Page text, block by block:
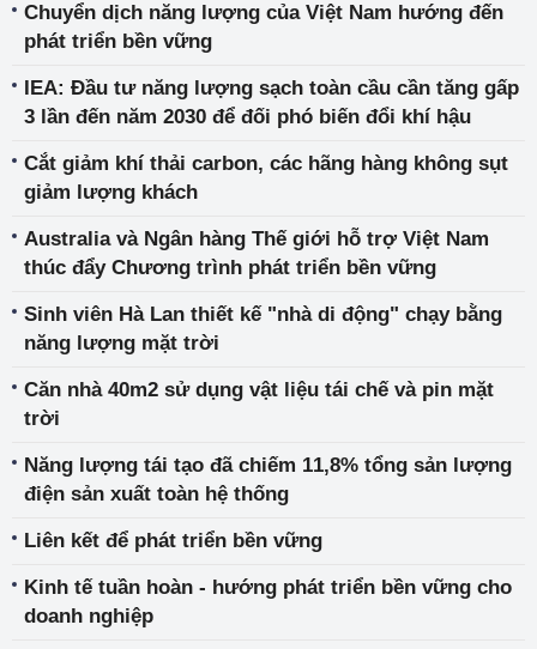
Chuyển dịch năng lượng của Việt Nam hướng đến
phát triển bền vững
IEA: Đầu tư năng lượng sạch toàn cầu cần tăng gấp
3 lần đến năm 2030 để đối phó biến đổi khí hậu
Cắt giảm khí thải carbon, các hãng hàng không sụt
giảm lượng khách
Australia và Ngân hàng Thế giới hỗ trợ Việt Nam
thúc đẩy Chương trình phát triển bền vững
Sinh viên Hà Lan thiết kế "nhà di động" chạy bằng
năng lượng mặt trời
Căn nhà 40m2 sử dụng vật liệu tái chế và pin mặt
trời
Năng lượng tái tạo đã chiếm 11,8% tổng sản lượng
điện sản xuất toàn hệ thống
Liên kết để phát triển bền vững
Kinh tế tuần hoàn - hướng phát triển bền vững cho
doanh nghiệp